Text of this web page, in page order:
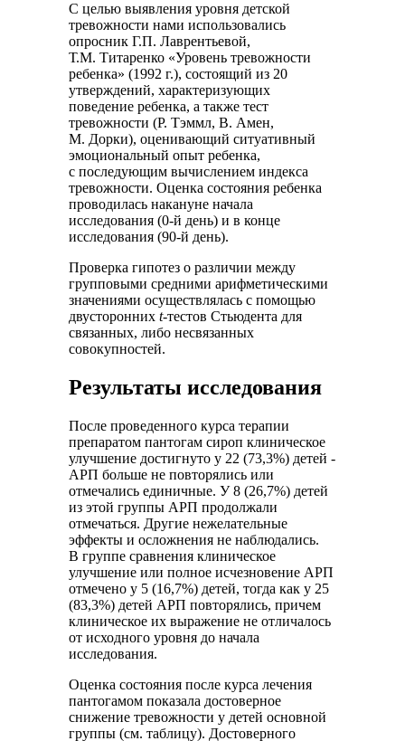
С целью выявления уровня детской
тревожности нами использовались
опросник Г.П. Лаврентьевой,
Т.М. Титаренко «Уровень тревожности
ребенка» (1992 г.), состоящий из 20
утверждений, характеризующих
поведение ребенка, а также тест
тревожности (Р. Тэммл, В. Амен,
М. Дорки), оценивающий ситуативный
эмоциональный опыт ребенка,
с последующим вычислением индекса
тревожности. Оценка состояния ребенка
проводилась накануне начала
исследования (0-й день) и в конце
исследования (90-й день).
Проверка гипотез о различии между
групповыми средними арифметическими
значениями осуществлялась с помощью
двустороннихt-тестов Стьюдента для
связанных, либо несвязанных
совокупностей.
Результаты исследования
После проведенного курса терапии
препаратом пантогам сироп клиническое
улучшение достигнуто у 22 (73,3%) детей -
АРП больше не повторялись или
отмечались единичные. У 8 (26,7%) детей
из этой группы АРП продолжали
отмечаться. Другие нежелательные
эффекты и осложнения не наблюдались.
В группе сравнения клиническое
улучшение или полное исчезновение АРП
отмечено у 5 (16,7%) детей, тогда как у 25
(83,3%) детей АРП повторялись, причем
клиническое их выражение не отличалось
от исходного уровня до начала
исследования.
Оценка состояния после курса лечения
пантогамом показала достоверное
снижение тревожности у детей основной
группы (см. таблицу). Достоверного